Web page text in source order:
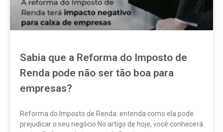
Sabia que a Reforma do Imposto de
Renda pode não ser tão boa para
empresas?
Reforma do Imposto de Renda: entenda como ela pode
prejudicar o seu negócio No artigo de hoje, você conhecerá